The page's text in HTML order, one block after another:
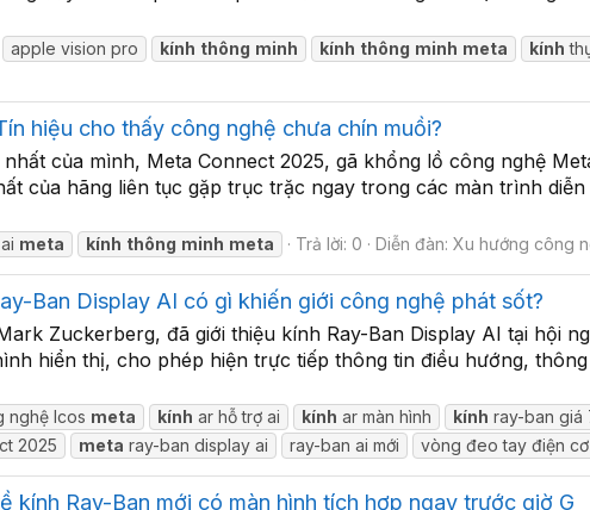
apple vision pro kính thông minh kính thông minh meta kính
hiệu cho thấy công nghệ chưa chín muồi?
của mình, Meta Connect 2025, gã khổng lồ công nghệ
của hãng liên tục gặp trục trặc ngay trong các màn trình
ai meta kính thông minh meta Trả lời: 0 Diễn đàn: Xu hướng công
Ban Display AI có gì khiến giới công nghệ phát sốt?
Zuckerberg, đã giới thiệu kính Ray-Ban Display AI tại hội
hiển thị, cho phép hiện trực tiếp thông tin điều hướng,
nghệ lcos meta kính ar hỗ trợ ai kính ar màn hình kính ray-ban giá
2025 meta ray-ban display ai ray-ban ai mới vòng đeo tay điện cơ
kính Ray-Ban mới có màn hình tích hợp ngay trước giờ G